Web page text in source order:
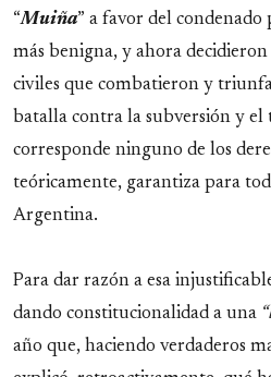
“Muiña” a favor del
más benigna, y ahora
civiles que combatieron y
batalla contra la subversión y el
corresponde ninguno de los
teóricamente, garantiza para
Argentina.
Para dar razón a esa
dando constitucionalidad a una
año que, haciendo verdaderos